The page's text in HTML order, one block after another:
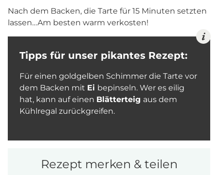
Nach dem Backen, die Tarte für 15 Minuten setzten
lassen…Am besten warm verkosten!
Tipps für unser pikantes Rezept:
Für einen goldgelben Schimmer die Tarte vor
dem Backen mit Ei bepinseln. Wer es eilig
hat, kann auf einen Blätterteig aus dem
Kühlregal zurückgreifen.
Rezept merken & teilen